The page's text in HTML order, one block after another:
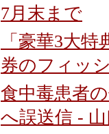
7月末まで
「豪華3大
券のフィッ
食中毒患者
へ誤送信 -